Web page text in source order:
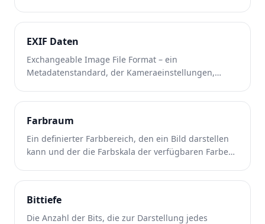
EXIF Daten
Exchangeable Image File Format – ein
Metadatenstandard, der Kameraeinstellungen,
Bilddateien speichert.
Farbraum
Ein definierter Farbbereich, den ein Bild darstellen
kann und der die Farbskala der verfügbaren Farben
Bittiefe
Die Anzahl der Bits, die zur Darstellung jedes